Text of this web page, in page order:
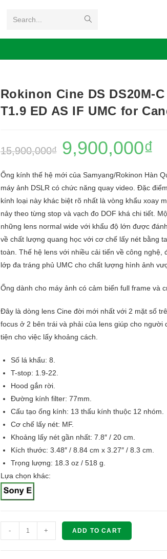
Search...
Rokinon Cine DS DS20M-C
T1.9 ED AS IF UMC for
15,900,000₫ 9,900,000₫
Ống kính thế hệ mới của Samyang/Rokinon Hàn
máy ảnh DSLR có chức năng quay video. Đặc
kính loại này khác biệt rõ nhất là vòng khẩu xoay
nảy theo từng stop và vạch đo DOF khá chi tiết.
những lens normal wide với khẩu độ lớn được
về chất lượng quang học với cơ chế lấy nét bằng
toàn. Thế hệ lens với nhiều cải tiến về công nghệ,
lớp đa tráng phủ UMC cho chất lượng hình ảnh
Ống dành cho máy ảnh có cảm biến full frame và
Đây là dòng lens Cine đời mới nhất với 2 mặt số
focus ở 2 bên trái và phải của lens giúp cho người
tiện cho việc lấy khoảng cách.
Số lá khẩu: 8.
T-stop: 1.9-22.
Hood gắn rời.
Đường kính filter: 77mm.
Cấu tạo ống kính: 13 thấu kính thuộc 12 nhóm.
Cơ chế lấy nét: MF.
Khoảng lấy nét gần nhất: 7.8″ / 20 cm.
Kích thước: 3.48″ / 8.84 cm x 3.27″ / 8.3 cm.
Trọng lượng: 18.3 oz / 518 g.
Lựa chọn khác:
Cine
- + ADD TO CART